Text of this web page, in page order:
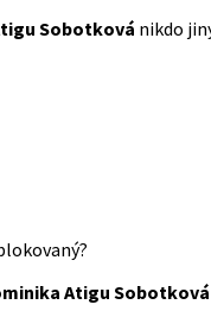
Sobotková nikdo
Atigu Sobotková